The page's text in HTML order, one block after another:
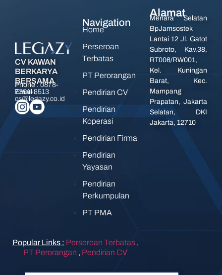
CV KAWAN
BERKARYA
BERSAMA
Phone :0878-
7394-8513
Email :
cs@legazy.co.id
Navigation
Home
Perseroan
Terbatas
PT Perorangan
Pendirian CV
Pendirian
Koperasi
Pendirian Firma
Pendirian
Yayasan
Pendirian
Perkumpulan
PT PMA
Alamat
Menara Selatan
BpJamsostek
Lantai 12 Jl. Gatot
Subroto, Kav.38,
RT006/RW001,
Kel. Kuningan
Barat, Kec.
Mampang
Prapatan, Jakarta
Selatan, DKI
Jakarta, 12710
Popular Links : Perseroan Terbatas ,
PT Perorangan , Pendirian CV